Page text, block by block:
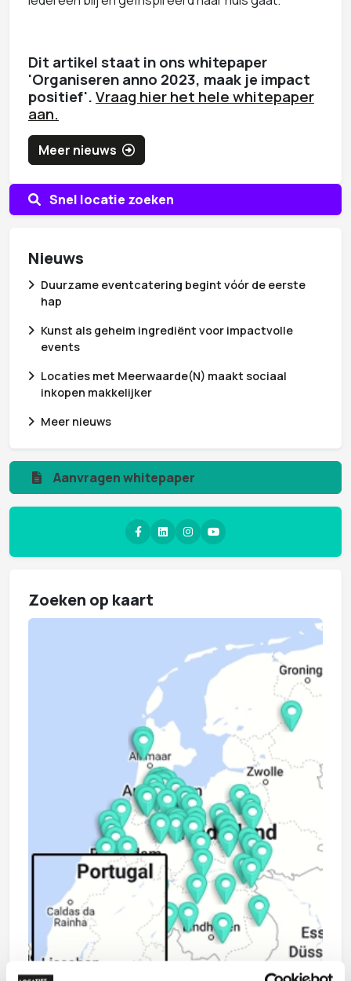
Snel locatie zoeken
Nieuws
Duurzame eventcatering begint vóór de eerste
hap
Kunst als geheim ingrediënt voor impactvolle
events
Locaties met Meerwaarde(N) maakt sociaal
inkopen makkelijker
Meer nieuws
Aanvragen whitepaper
Zoeken op kaart
Dit artikel staat in ons whitepaper
'Organiseren anno 2023, maak je impact
positief'.Vraag hier het hele whitepaper
aan.
Meer nieuws